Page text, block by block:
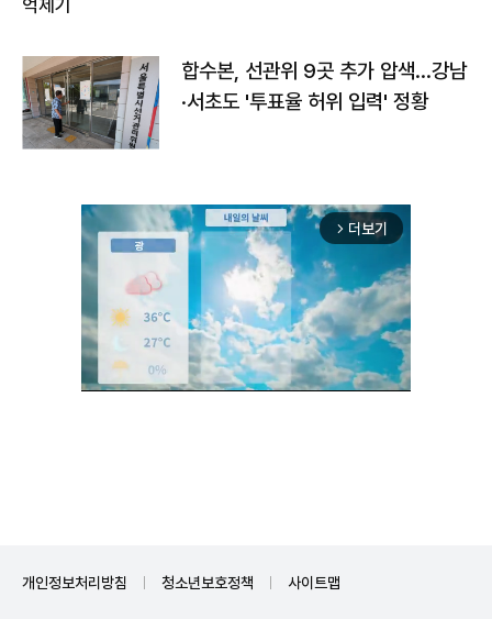
합수본, 선관위 9곳 추가 압색…강남
·서초도 '투표율 허위 입력' 정황
arrow_forward_ios 더보기
개인정보처리방침 청소년보호정책 사이트맵